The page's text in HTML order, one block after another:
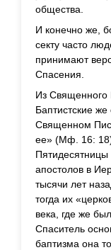
общества.
И конечно же,
секту часто
принимают
Спасения.
Из Священного
Баптистские
Священном
ее» (Мф. 16:
Пятидесятницы
апостолов в
тысячи лет
тогда их
века, где же
Спаситель
баптизма она